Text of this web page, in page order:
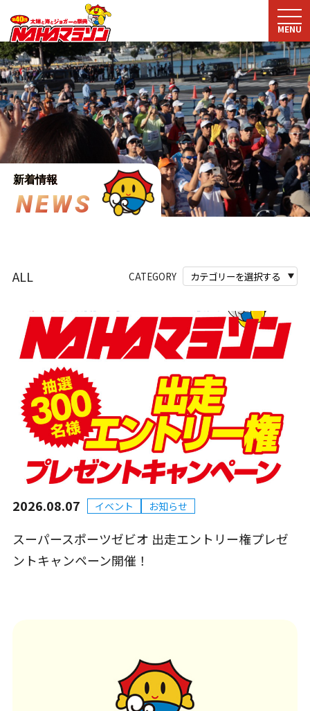
MENU
新着情報
NE WS
ALL CATEGORY
2026.08.07 イベント お知らせ
スーパースポーツゼビオ 出走エントリー権プレゼ
ントキャンペーン開催！